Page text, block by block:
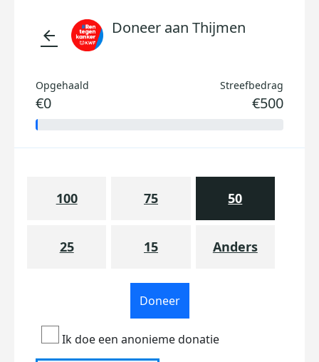
arrow_back Doneer aan Thijmen
Opgehaald
€0
Streefbedrag
€500
100 75 50
25 15 Anders
Doneer
Ik doe een anonieme donatie